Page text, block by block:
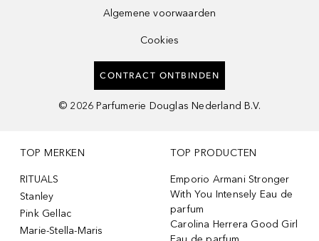
Algemene voorwaarden
Cookies
CONTRACT ONTBINDEN
© 2026 Parfumerie Douglas Nederland B.V.
TOP MERKEN
RITUALS
Stanley
Pink Gellac
Marie-Stella-Maris
TOP PRODUCTEN
Emporio Armani Stronger
With You Intensely Eau de
parfum
Carolina Herrera Good Girl